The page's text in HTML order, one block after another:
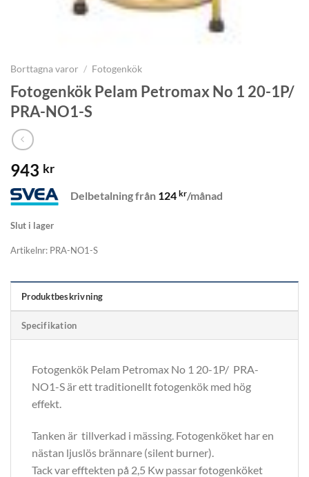
Borttagna varor / Fotogenkök
Fotogenkök Pelam Petromax No 1 20-1P/
PRA-NO1-S
943 kr
Delbetalning från 124 kr/månad
Slut i lager
Artikelnr: PRA-NO1-S
Produktbeskrivning
Specifikation
Fotogenkök Pelam Petromax No 1 20-1P/ PRA-
NO1-S är ett traditionellt fotogenkök med hög
effekt.
Tanken är tillverkad i mässing. Fotogenköket har en
nästan ljuslös brännare (silent burner).
Tack var efftekten på 2,5 Kw passar fotogenköket